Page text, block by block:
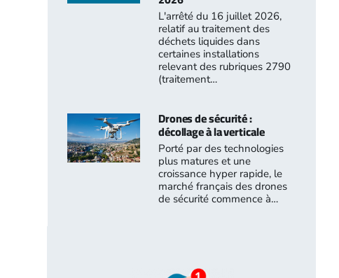
L'arrêté du 16 juillet 2026,
relatif au traitement des
déchets liquides dans
certaines installations
relevant des rubriques 2790
(traitement…
Drones de sécurité :
décollage à la verticale
Porté par des technologies
plus matures et une
croissance hyper rapide, le
marché français des drones
de sécurité commence à…